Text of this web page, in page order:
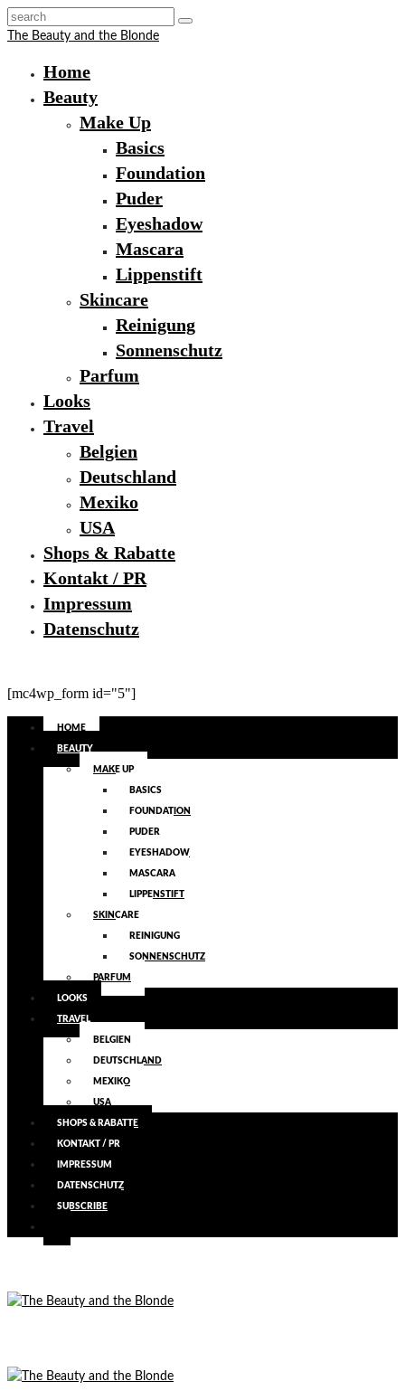
The Beauty and the Blonde
Home
Beauty
Make Up
Basics
Foundation
Puder
Eyeshadow
Mascara
Lippenstift
Skincare
Reinigung
Sonnenschutz
Parfum
Looks
Travel
Belgien
Deutschland
Mexiko
USA
Shops & Rabatte
Kontakt / PR
Impressum
Datenschutz
[mc4wp_form id="5"]
HOME
BEAUTY
MAKE UP
BASICS
FOUNDATION
PUDER
EYESHADOW
MASCARA
LIPPENSTIFT
SKINCARE
REINIGUNG
SONNENSCHUTZ
PARFUM
LOOKS
TRAVEL
BELGIEN
DEUTSCHLAND
MEXIKO
USA
SHOPS & RABATTE
KONTAKT / PR
IMPRESSUM
DATENSCHUTZ
SUBSCRIBE